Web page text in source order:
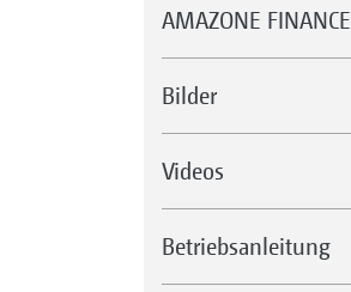
AMAZONE FINANCE
Bilder
Videos
Betriebsanleitung